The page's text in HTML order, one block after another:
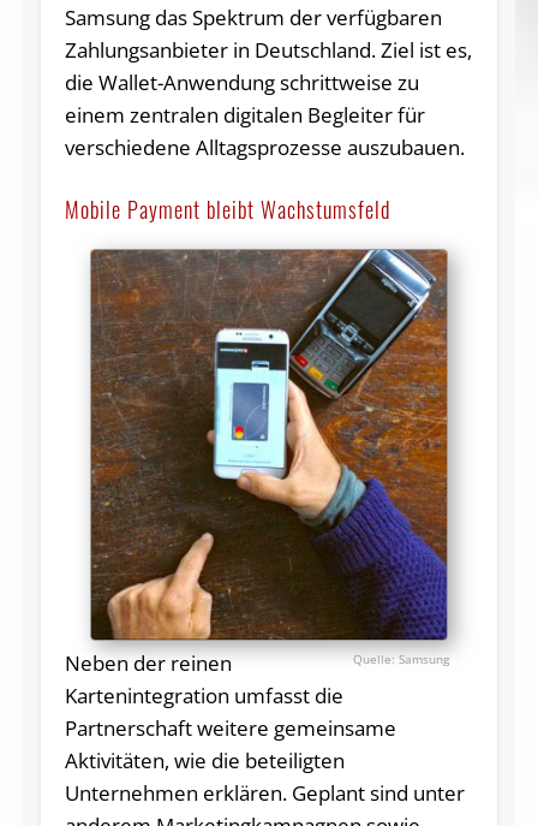
Samsung das Spektrum der verfügbaren
Zahlungsanbieter in Deutschland. Ziel ist es,
die Wallet-Anwendung schrittweise zu
einem zentralen digitalen Begleiter für
verschiedene Alltagsprozesse auszubauen.
Mobile Payment bleibt Wachstumsfeld
Samsung
Neben der reinen
Kartenintegration umfasst die
Partnerschaft weitere gemeinsame
Aktivitäten, wie die beteiligten
Unternehmen erklären. Geplant sind unter